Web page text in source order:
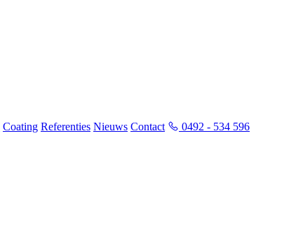
Coating Referenties Nieuws Contact 0492 - 534 596